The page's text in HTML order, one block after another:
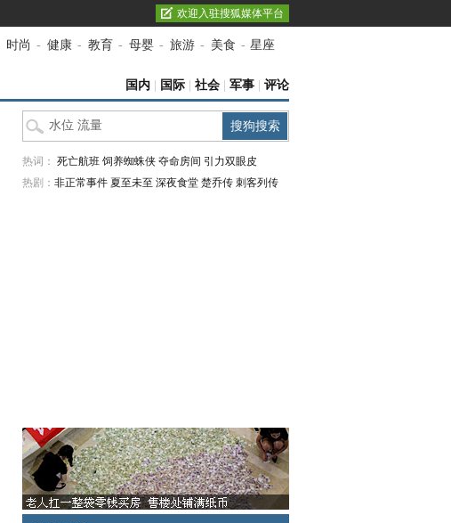
欢迎入驻搜狐媒体平台
时尚 - 健康 - 教育 - 母婴 - 旅游 - 美食 - 星座
国内 国际 社会 军事 评论
热词： 死亡航班 饲养蜘蛛侠 夺命房间 引力双眼皮
热剧： 非正常事件 夏至未至 深夜食堂 楚乔传 刺客列传